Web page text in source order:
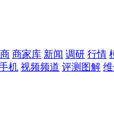
商家库 新闻 调研 行情
机 视频频道 评测图解